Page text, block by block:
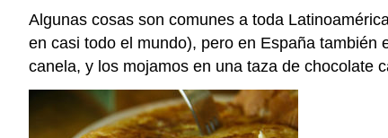
Algunas cosas son comunes a toda
en casi todo el mundo), pero en España también
canela, y los mojamos en una taza de chocolate